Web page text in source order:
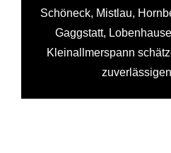
Schöneck, Mistlau,
Gaggstatt,
Kleinallmerspann